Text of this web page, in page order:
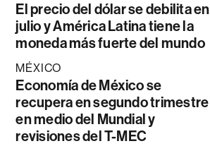
El precio del dólar se debilita en
julio y América Latina tiene la
moneda más fuerte del mundo
MÉXICO
Economía de México se
recupera en segundo trimestre
en medio del Mundial y
revisiones del T-MEC